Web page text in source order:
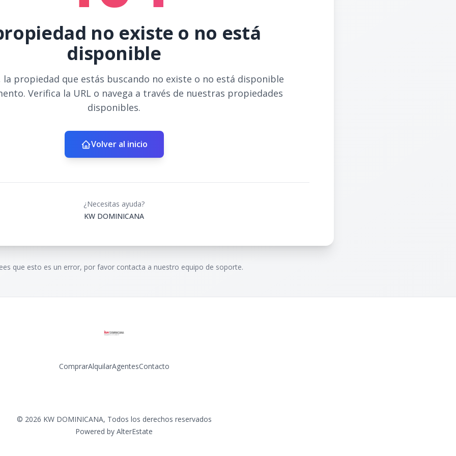
no existe o no está
disponible
propiedad que estás buscando no existe o no está disponible
Verifica la URL o navega a través de nuestras propiedades
disponibles.
Volver al inicio
¿Necesitas ayuda?
KW DOMINICANA
que esto es un error, por favor contacta a nuestro equipo de soporte.
ComprarAlquilarAgentesContacto
© 2026 KW DOMINICANA, Todos los derechos reservados
Powered by AlterEstate